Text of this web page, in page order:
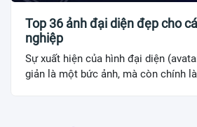
Top 36 ảnh đại diện đẹp cho
nghiệp
Sự xuất hiện của hình đại diện
giản là một bức ảnh, mà còn chính